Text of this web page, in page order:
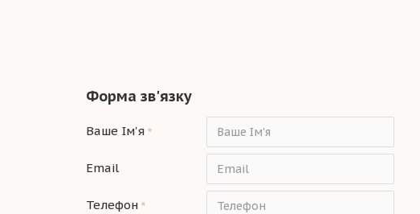
Форма зв'язку
Ваше Ім'я
Email
Телефон